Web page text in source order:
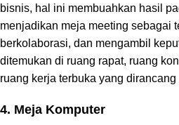
bisnis, hal ini membuahkan hasil
menjadikan meja meeting sebagai
berkolaborasi, dan mengambil
ditemukan di ruang rapat, ruang
ruang kerja terbuka yang
4. Meja Komputer